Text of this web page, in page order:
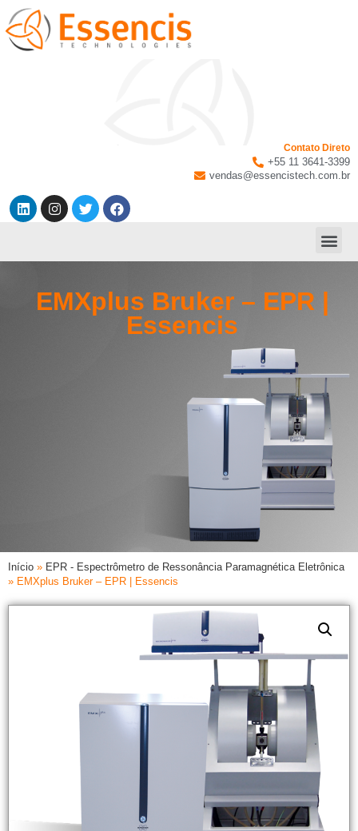
Contato Direto
+55 11 3641-3399
vendas@essencistech.com.br
EMXplus Bruker – EPR |
Essencis
Início » EPR - Espectrômetro de Ressonância Paramagnética Eletrônica
» EMXplus Bruker – EPR | Essencis